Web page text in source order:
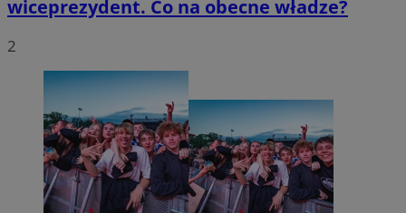
wiceprezydent. Co na obecne władze?
2